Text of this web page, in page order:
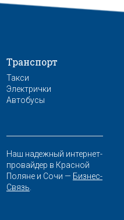
Транспорт
Такси
Электрички
Автобусы
Наш надежный интернет-
провайдер в Красной
Поляне и Сочи — Бизнес-
Связь